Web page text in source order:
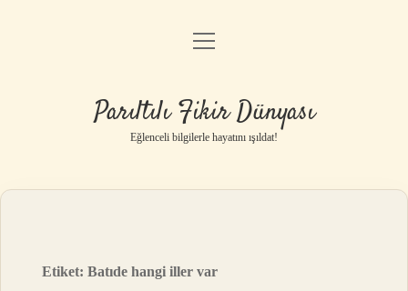
Anasayfa
Yasal Uyarı
menüyü
Parıltılı Fikir Dünyası
Eğlenceli bilgilerle hayatını ışıldat!
Etiket:Batıde hangi iller var